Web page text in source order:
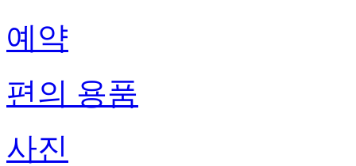
예약
편의 용품
사진